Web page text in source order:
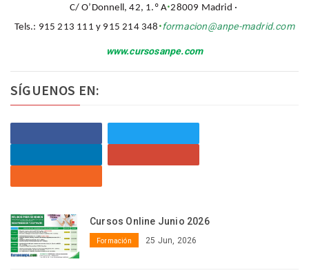
C/ O’Donnell, 42, 1.º A·28009 Madrid ·
Tels.: 915 213 111 y 915 214 348 ·formacion@anpe-madrid.com
www.cursosanpe.com
SÍGUENOS EN:
Cursos Online Junio 2026
Formación 25 Jun, 2026